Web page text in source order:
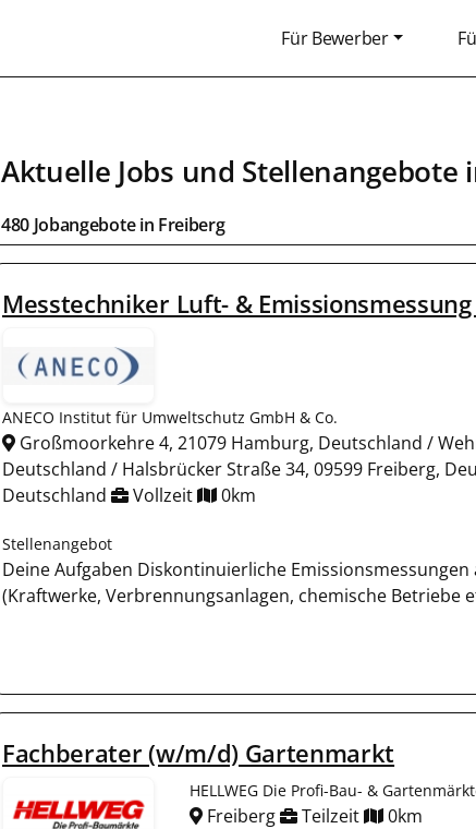
Für Bewerber
Aktuelle Jobs und Stellenangebote
480 Jobangebote in Freiberg
Messtechniker Luft- &
ANECO Institut für Umweltschutz GmbH & Co.
Großmoorkehre 4, 21079 Hamburg, Deutschland /
Deutschland / Halsbrücker Straße 34, 09599 Freiberg,
Deutschland
Vollzeit 0km
Stellenangebot
Deine Aufgaben Diskontinuierliche
(Kraftwerke, Verbrennungsanlagen, chemische Betriebe
Fachberater (w/m/d) Gartenmarkt
HELLWEG Die Profi-Bau- &
Freiberg Teilzeit 0km